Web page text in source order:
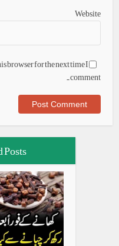
Website
browser for the next time I
comment.